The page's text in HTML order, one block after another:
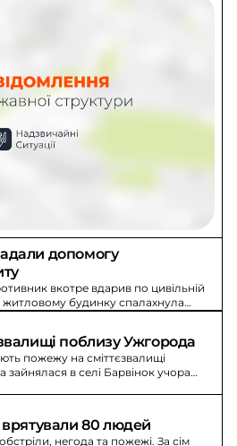
допомогу
вкотре вдарив по цивільній
житловому будинку спалахнула
поблизу Ужгорода
пожежу на сміттєзвалищі
в селі Барвінок учора
80 людей
негода та пожежі. За сім